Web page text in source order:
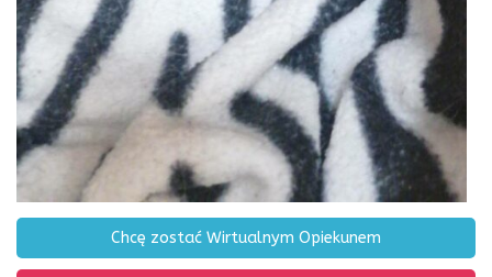
Chcę zostać Wirtualnym Opiekunem